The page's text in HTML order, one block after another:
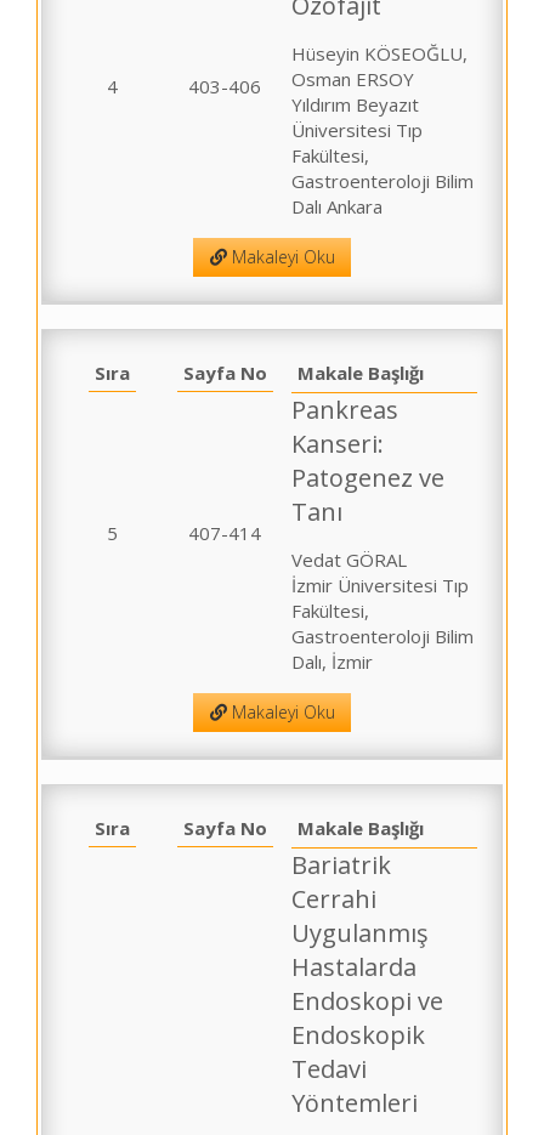
4 403-406
Hüseyin KÖSEOĞLU,
Osman ERSOY
Yıldırım Beyazıt
Üniversitesi Tıp
Fakültesi,
Gastroenteroloji Bilim
Dalı Ankara
Makaleyi Oku
Sıra Sayfa No Makale Başlığı
5 407-414
Pankreas
Kanseri:
Patogenez ve
Tanı
Vedat GÖRAL
İzmir Üniversitesi Tıp
Fakültesi,
Gastroenteroloji Bilim
Dalı, İzmir
Makaleyi Oku
Sıra Sayfa No Makale Başlığı
Bariatrik
Cerrahi
Uygulanmış
Hastalarda
Endoskopi ve
Endoskopik
Tedavi
Yöntemleri